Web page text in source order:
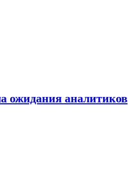
ожидания аналитиков